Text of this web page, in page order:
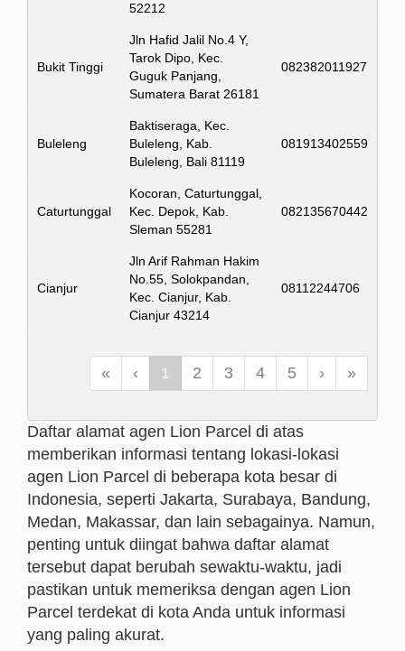
52212
Bukit Tinggi
Jln Hafid Jalil No.4 Y,
Tarok Dipo, Kec.
Guguk Panjang,
Sumatera Barat 26181
082382011927
Buleleng
Baktiseraga, Kec.
Buleleng, Kab.
Buleleng, Bali 81119
081913402559
Caturtunggal
Kocoran, Caturtunggal,
Kec. Depok, Kab.
Sleman 55281
082135670442
Cianjur
Jln Arif Rahman Hakim
No.55, Solokpandan,
Kec. Cianjur, Kab.
Cianjur 43214
08112244706
« ‹ 1 2 3 4 5 › »
Daftar alamat agen Lion Parcel di atas
memberikan informasi tentang lokasi-lokasi
agen Lion Parcel di beberapa kota besar di
Indonesia, seperti Jakarta, Surabaya, Bandung,
Medan, Makassar, dan lain sebagainya. Namun,
penting untuk diingat bahwa daftar alamat
tersebut dapat berubah sewaktu-waktu, jadi
pastikan untuk memeriksa dengan agen Lion
Parcel terdekat di kota Anda untuk informasi
yang paling akurat.